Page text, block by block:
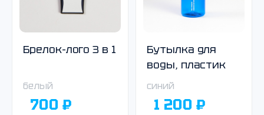
Брелок-лого 3 в 1
белый
700 ₽
Бутылка для
воды, пластик
синий
1 200 ₽